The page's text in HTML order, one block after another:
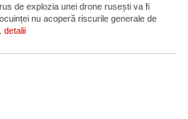
de explozia unei drone rusești va fi
nu acoperă riscurile generale de
detalii